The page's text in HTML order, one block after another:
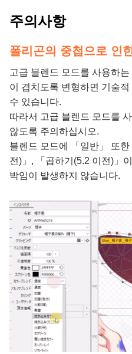
주의사항
폴리곤의 중첩으로 인
고급 블렌드 모드를 사용하
이 겹치도록 변형하면 기술
수 있습니다.
따라서 고급 블렌드 모드를
않도록 주의하십시오.
블렌드 모드에 「일반」 또한
전)」, 「곱하기(5.2 이전)」
박임이 발생하지 않습니다.